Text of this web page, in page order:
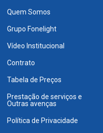
Quem Somos
Grupo Fonelight
Vídeo Institucional
Contrato
Tabela de Preços
Prestação de serviços e
Outras avenças
Política de Privacidade